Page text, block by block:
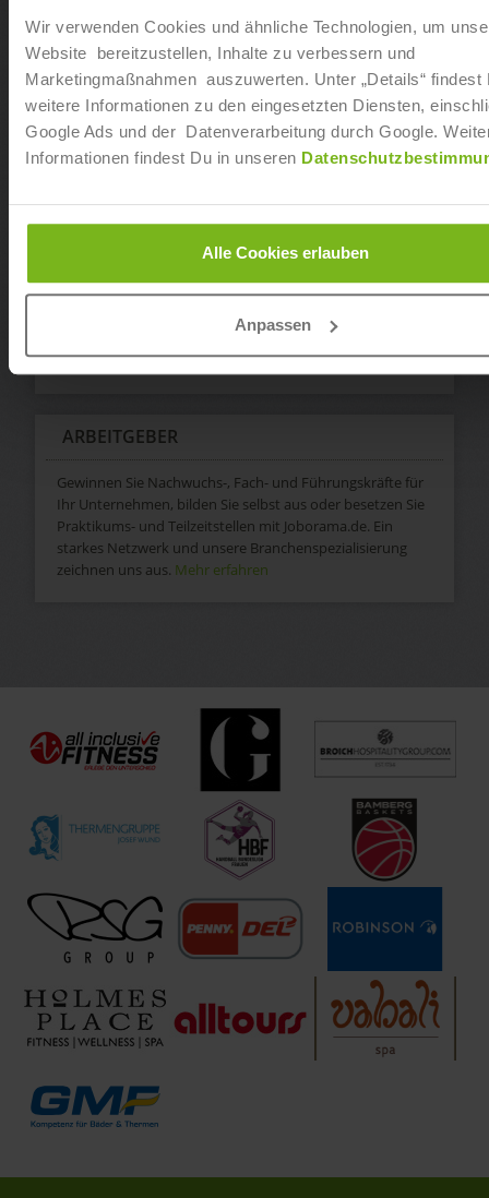
Wir verwenden Cookies und ähnliche Technologien, um
Website bereitzustellen, Inhalte zu verbessern und
Marketingmaßnahmen auszuwerten. Unter „Details“ findest
weitere Informationen zu den eingesetzten Diensten,
Google Ads und der Datenverarbeitung durch Google.
Informationen findest Du in unseren
Alle Cookies erlauben
Anpassen
Hotellerie, Gastronomie, Event, Medien und Wirtschaft
spezialisiert hat.
FÜR JOBSUCHENDE
Ihre Jobsuche:
Jobalarm (Jobs per Mail)
Bewerbungstipps
Hilfe/FAQ
ARBEITGEBER
Gewinnen Sie Nachwuchs-, Fach- und Führungskräfte für
Ihr Unternehmen, bilden Sie selbst aus oder besetzen Sie
Praktikums- und Teilzeitstellen mit Joborama.de. Ein
starkes Netzwerk und unsere Branchenspezialisierung
zeichnen uns aus. Mehr erfahren